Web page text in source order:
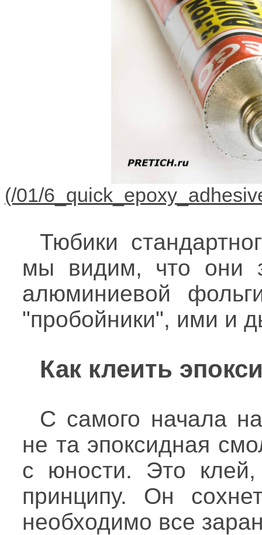
Тюбики
мы видим, что они
алюминиевой
"пробойники", ими и
Как клеить
С самого начала
не та эпоксидная
с юности. Это
принципу. Он
необходимо все